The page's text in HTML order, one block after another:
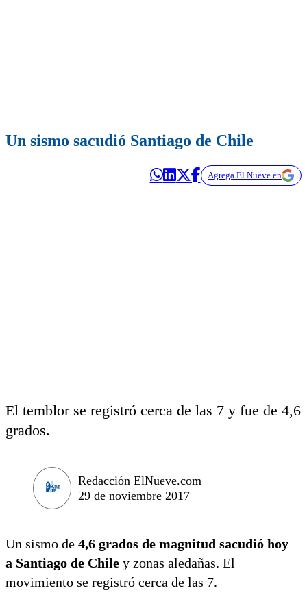
Un sismo sacudió Santiago de Chile
Agrega El Nueve en
El temblor se registró cerca de las 7 y fue de 4,6
grados.
Redacción ElNueve.com
29 de noviembre 2017
Un sismo de 4,6 grados de magnitud sacudió hoy
a Santiago de Chile y zonas aledañas. El
movimiento se registró cerca de las 7.